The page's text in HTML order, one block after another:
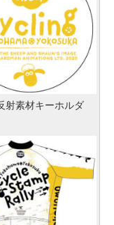
射素材キーホルダ